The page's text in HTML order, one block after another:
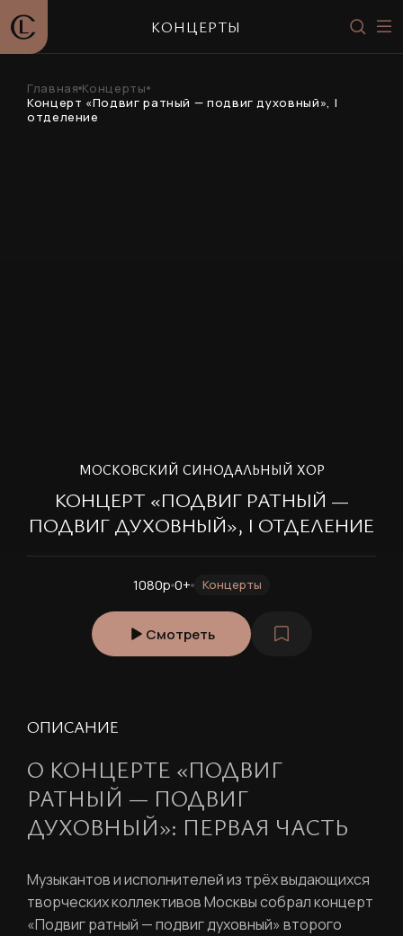
КОНЦЕРТЫ
Главная Концерты
Концерт «Подвиг ратный — подвиг духовный», I
отделение
МОСКОВСКИЙ СИНОДАЛЬНЫЙ ХОР
КОНЦЕРТ «ПОДВИГ РАТНЫЙ —
ПОДВИГ ДУХОВНЫЙ», I ОТДЕЛЕНИЕ
1080p 0+ Концерты
Смотреть
ОПИСАНИЕ
О КОНЦЕРТЕ «ПОДВИГ
РАТНЫЙ — ПОДВИГ
ДУХОВНЫЙ»: ПЕРВАЯ ЧАСТЬ
Музыкантов и исполнителей из трёх выдающихся
творческих коллективов Москвы собрал концерт
«Подвиг ратный — подвиг духовный» второго